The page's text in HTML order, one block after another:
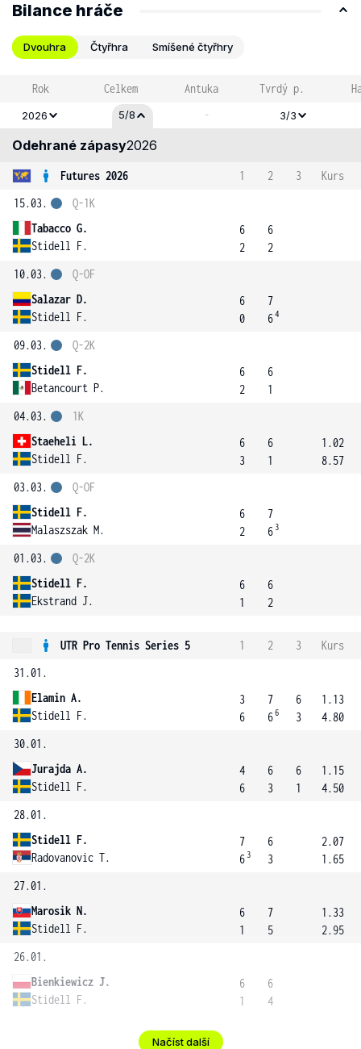
Bilance hráče
Dvouhra Čtyřhra Smíšené čtyřhry
Rok Celkem Antuka Tvrdý p.
2026 5/8 - 3/3
Odehrané zápasy2026
Futures 2026 1 2 3
Kurs
15.03.
Tabacco G.
Stidell F.
Q-1K
6
2
6
2
10.03.
Salazar D.
Stidell F.
Q-OF
6
0
7
64
09.03.
Stidell F.
Betancourt P.
Q-2K
6
2
6
1
04.03.
Staeheli L.
Stidell F.
1K
6
3
6
1
1.02
8.57
03.03.
Stidell F.
Malaszszak M.
Q-OF
6
2
7
6 3
01.03.
Stidell F.
Ekstrand J.
Q-2K
6
1
6
2
UTR Pro Tennis Series 5 1 2 3
Kurs
31.01.
Elamin A.
Stidell F.
3
6
7
66
6
3
1.13
4.80
30.01.
Jurajda A.
Stidell F.
4
6
6
3
6
1
1.15
4.50
28.01.
Stidell F.
Radovanovic T.
7
6 3
6
3
2.07
1.65
27.01.
Marosik N.
Stidell F.
6
1
7
5
1.33
2.95
26.01.
Bienkiewicz J.
Stidell F.
6
1
6
4
Načíst další